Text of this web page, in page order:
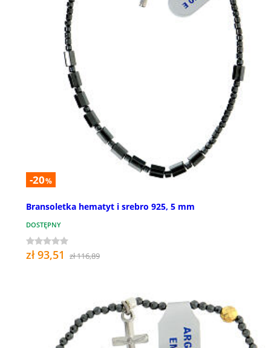
-20%
Bransoletka hematyt i srebro 925, 5 mm
DOSTĘPNY
zł 93,51 zł 116,89